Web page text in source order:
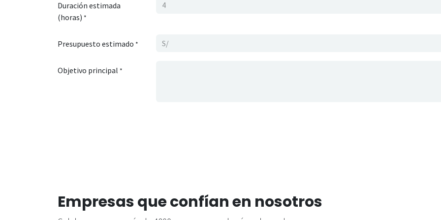
Duración estimada
(horas) *
Presupuesto estimado *
Objetivo principal *
Empresas que confían en nosotros